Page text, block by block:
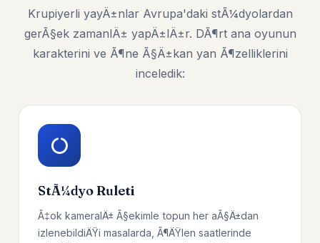
Krupiyerli yayÄ±nlar Avrupa'daki stÃ¼dyolardan
gerÃ§ek zamanlÄ± yapÄ±lÄ±r. DÃ¶rt ana oyunun
karakterini ve Ã¶ne Ã§Ä±kan yan Ã¶zelliklerini
inceledik:
StÃ¼dyo Ruleti
Ã‡ok kameralÄ± Ã§ekimle topun her aÃ§Ä±dan
izlenebildiÄŸi masalarda, Ã¶ÄŸlen saatlerinde